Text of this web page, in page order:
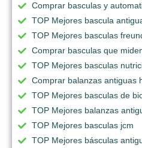
Comprar basculas y
TOP Mejores bascula
TOP Mejores basculas
Comprar basculas que
TOP Mejores basculas
Comprar balanzas antiguas
TOP Mejores basculas de
TOP Mejores balanzas
TOP Mejores basculas jcm
TOP Mejores básculas